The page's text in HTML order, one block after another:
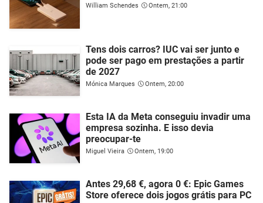
William Schendes Ontem, 21:00
Tens dois carros? IUC vai ser junto e
pode ser pago em prestações a partir
de 2027
Mónica Marques Ontem, 20:00
Esta IA da Meta conseguiu invadir uma
empresa sozinha. E isso devia
preocupar-te
Miguel Vieira Ontem, 19:00
Antes 29,68 €, agora 0 €: Epic Games
Store oferece dois jogos grátis para PC